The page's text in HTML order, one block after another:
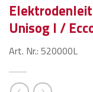
Unisog I /
Art. Nr.: 520000L